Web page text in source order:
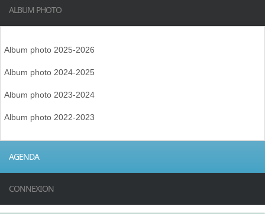
ALBUM PHOTO
Album photo 2025-2026
Album photo 2024-2025
Album photo 2023-2024
Album photo 2022-2023
AGENDA
CONNEXION